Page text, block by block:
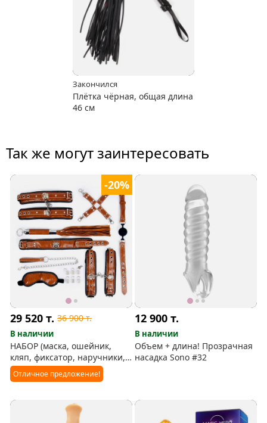
Закончился
Плётка чёрная, общая длина
46 см
Так же могут заинтересовать
-20%
29 520т. 36 900т.
В наличии
НАБОР (маска, ошейник,
кляп, фиксатор, наручники,
оковы, плеть)
Отличное предложение!
12 900т.
В наличии
Объем + длина! Прозрачная
насадка Sono #32